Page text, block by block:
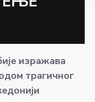
изражава
трагичног